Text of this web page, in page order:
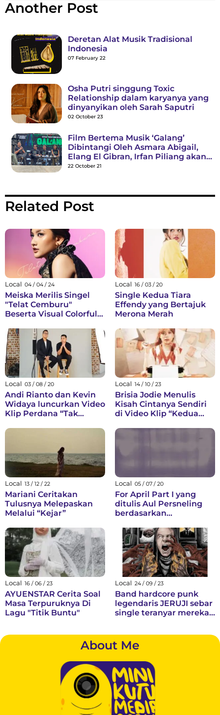
Another Post
Deretan Alat Musik Tradisional
Indonesia
07 February 22
Osha Putri singgung Toxic
Relationship dalam karyanya yang
dinyanyikan oleh Sarah Saputri
02 October 23
Film Bertema Musik ‘Galang’
Dibintangi Oleh Asmara Abigail,
Elang El Gibran, Irfan Piliang akan
Tayang Desember 2021
22 October 21
Related Post
Local 04 / 04 / 24
Meiska Merilis Singel
"Telat Cemburu"
Beserta Visual Colorfull
Digital Music Platform
Local 16 / 03 / 20
Single Kedua Tiara
Effendy yang Bertajuk
Merona Merah
Local 03 / 08 / 20
Andi Rianto dan Kevin
Widaya luncurkan Video
Klip Perdana “Tak
Local 14 / 10 / 23
Brisia Jodie Menulis
Kisah Cintanya Sendiri
di Video Klip “Kedua
Local 13 / 12 / 22
Mariani Ceritakan
Tulusnya Melepaskan
Melalui “Kejar”
Local 05 / 07 / 20
For April Part I yang
ditulis Aul Persneling
berdasarkan
Local 16 / 06 / 23
AYUENSTAR Cerita Soal
Masa Terpuruknya Di
Lagu "Titik Buntu"
Local 24 / 09 / 23
Band hardcore punk
legendaris JERUJI sebar
single teranyar mereka
About Me